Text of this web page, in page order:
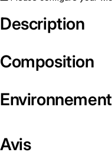
Description
Composition
Environnement
Avis